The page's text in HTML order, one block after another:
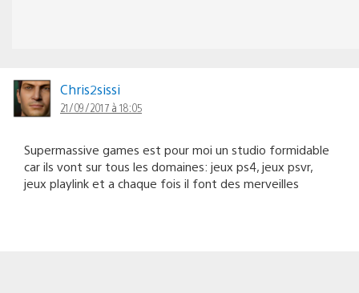
Chris2sissi
21/09/2017 à 18:05
Supermassive games est pour moi un studio formidable
car ils vont sur tous les domaines: jeux ps4, jeux psvr,
jeux playlink et a chaque fois il font des merveilles